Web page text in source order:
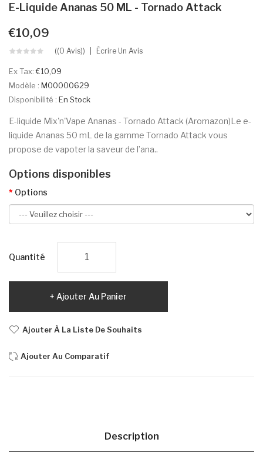
E-Liquide Ananas 50 ML - Tornado Attack
€10,09
((0 Avis)) Écrire Un Avis
Ex Tax:€10,09
Modèle : M00000629
Disponibilité : En Stock
E-liquide Mix'n'Vape Ananas - Tornado Attack (Aromazon)Le e-
liquide Ananas 50 mL de la gamme Tornado Attack vous
propose de vapoter la saveur de l’ana..
Options disponibles
Options
Quantité
Ajouter Au Panier
Ajouter À La Liste De Souhaits
Ajouter Au Comparatif
Description